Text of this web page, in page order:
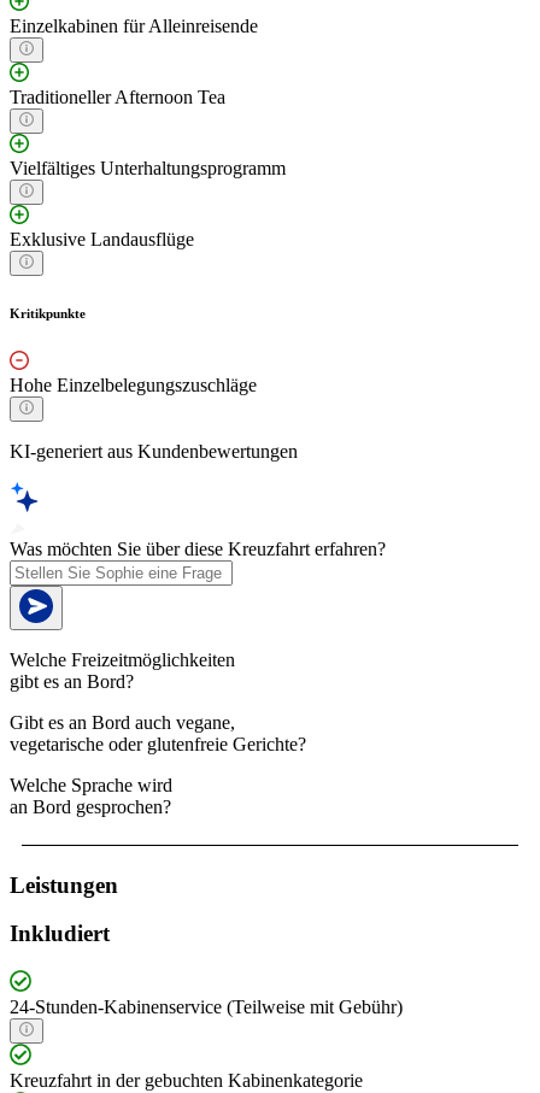
Einzelkabinen für Alleinreisende
Traditioneller Afternoon Tea
Vielfältiges Unterhaltungsprogramm
Exklusive Landausflüge
Kritikpunkte
Hohe Einzelbelegungszuschläge
KI-generiert aus Kundenbewertungen
Was möchten Sie über diese Kreuzfahrt erfahren?
Welche Freizeitmöglichkeiten
gibt es an Bord?
Gibt es an Bord auch vegane,
vegetarische oder glutenfreie Gerichte?
Welche Sprache wird
an Bord gesprochen?
Leistungen
Inkludiert
24-Stunden-Kabinenservice (Teilweise mit Gebühr)
Kreuzfahrt in der gebuchten Kabinenkategorie